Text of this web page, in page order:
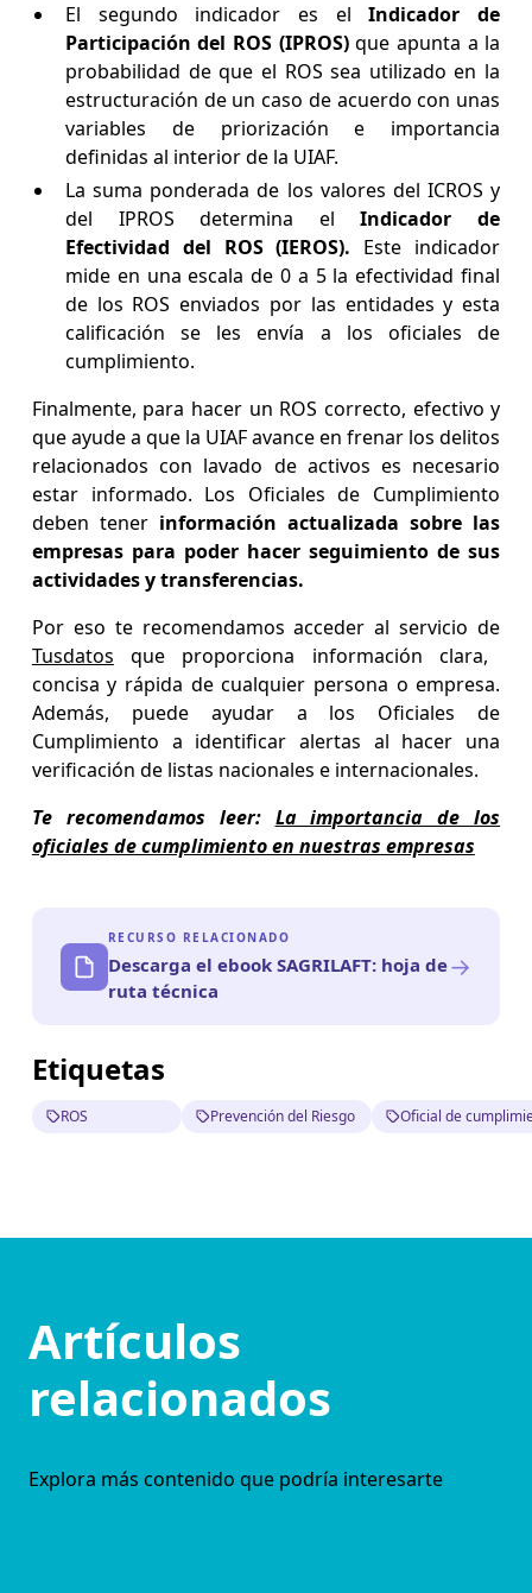
El segundo indicador es elIndicador de
Participación del ROS (IPROS)que apunta a la
probabilidad de que el ROS sea utilizado en la
estructuración de un caso de acuerdo con unas
variables de priorización e importancia
definidas al interior de la UIAF.
La suma ponderada de los valores del ICROS y
del IPROS determina elIndicador de
Efectividad del ROS (IEROS). Este indicador
mide en una escala de 0 a 5 la efectividad final
de los ROS enviados por las entidades y esta
calificación se les envía a los oficiales de
cumplimiento.
Finalmente, para hacer un ROS correcto, efectivo y
que ayude a que la UIAF avance en frenar los delitos
relacionados con lavado de activos es necesario
estar informado. Los Oficiales de Cumplimiento
deben tener información actualizada sobre las
empresas para poder hacer seguimiento de sus
actividades y transferencias.
Por eso te recomendamos acceder al servicio de
Tusdatos que proporciona información clara,
concisa y rápida de cualquier persona o empresa.
Además, puede ayudar a los Oficiales de
Cumplimiento a identificar alertas al hacer una
verificación de listas nacionales e internacionales.
Te recomendamos leer: La importancia de los
oficiales de cumplimiento en nuestras empresas
RECURSO RELACIONADO
Descarga el ebook SAGRILAFT: hoja de
ruta técnica
→
Etiquetas
ROS Prevención del Riesgo Oficial de
Artículos
relacionados
Explora más contenido que podría interesarte